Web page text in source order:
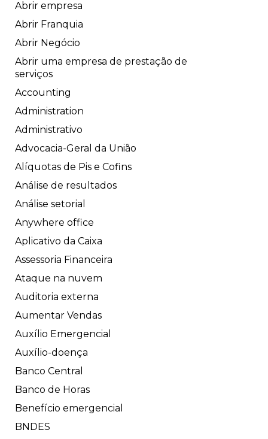
Abrir empresa
Abrir Franquia
Abrir Negócio
Abrir uma empresa de prestação de
serviços
Accounting
Administration
Administrativo
Advocacia-Geral da União
Alíquotas de Pis e Cofins
Análise de resultados
Análise setorial
Anywhere office
Aplicativo da Caixa
Assessoria Financeira
Ataque na nuvem
Auditoria externa
Aumentar Vendas
Auxílio Emergencial
Auxílio-doença
Banco Central
Banco de Horas
Benefício emergencial
BNDES